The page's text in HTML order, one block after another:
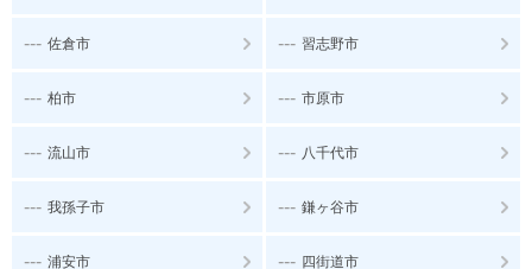
--- 佐倉市 --- 習志野市
--- 柏市 --- 市原市
--- 流山市 --- 八千代市
--- 我孫子市 --- 鎌ヶ谷市
--- 浦安市 --- 四街道市